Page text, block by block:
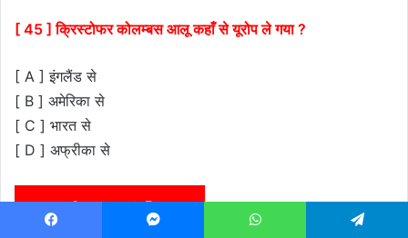
[ 45 ] क्रिस्टोफर कोलम्बस आलू कहाँ से यूरोप ले गया ?
[ A ] इंगलैंड से
[ B ] अमेरिका से
[ C ] भारत से
[ D ] अफ्रीका से
Answer ⇒ B